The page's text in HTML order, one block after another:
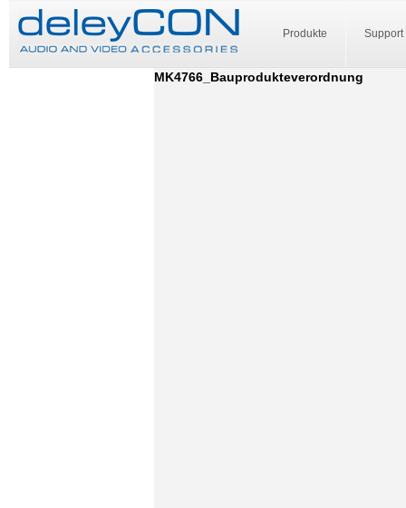
Produkte Support
MK4766_Bauprodukteverordnung